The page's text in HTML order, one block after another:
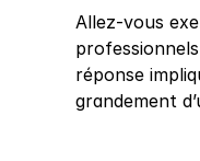
Allez-vous
réponse
grandement